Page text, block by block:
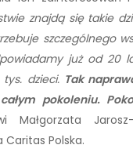
znajdą się takie
szczególnego
już od 20
dzieci. Tak
pokoleniu.
Jarosz-
Polska.